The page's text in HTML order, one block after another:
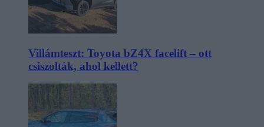
Villámteszt: Toyota bZ4X facelift – ott
csiszolták, ahol kellett?